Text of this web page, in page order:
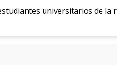
universitarios de la